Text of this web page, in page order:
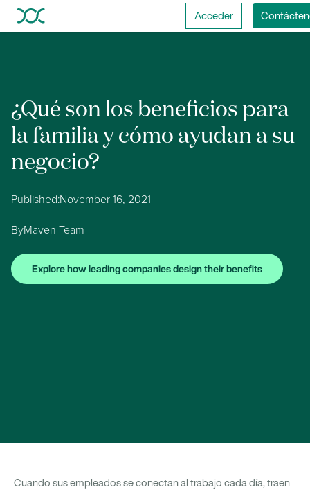
Acceder
¿Qué son los beneficios para
la familia y cómo ayudan a su
negocio?
Published:November 16, 2021
ByMaven Team
Explore how leading companies design their benefits
Cuando sus empleados se conectan al trabajo cada día, traen